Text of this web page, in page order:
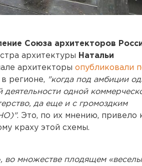
Союза архитекторов
архитектуры Натальи
архитекторы опубликовали
регионе, "когда под амбиции
деятельности одной
да еще и с громоздким
. Это, по их мнению, привело
краху этой схемы.
во множестве плодящем